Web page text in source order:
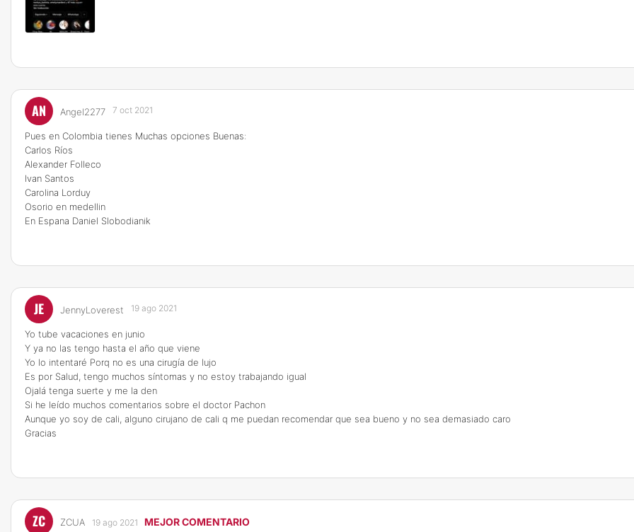
AN Angel2277 7 oct 2021
Pues en Colombia tienes Muchas opciones Buenas:
Carlos Ríos
Alexander Folleco
Ivan Santos
Carolina Lorduy
Osorio en medellin
En Espana Daniel Slobodianik
JE JennyLoverest 19 ago 2021
Yo tube vacaciones en junio
Y ya no las tengo hasta el año que viene
Yo lo intentaré Porq no es una cirugía de lujo
Es por Salud, tengo muchos síntomas y no estoy trabajando igual
Ojalá tenga suerte y me la den
Si he leído muchos comentarios sobre el doctor Pachon
Aunque yo soy de cali, alguno cirujano de cali q me puedan recomendar que sea bueno y no sea demasiado caro
Gracias
ZC ZCUA 19 ago 2021 MEJOR COMENTARIO